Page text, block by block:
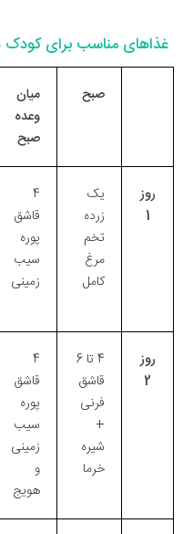
غذاهای مناسب برای کودک
صبح
میان
وعده
صبح
روز
1
یک
زرده
تخم
مرغ
کامل
4
قاشق
پوره
سیب
زمینی
روز
2
4 تا 6
قاشق
فرنی
+
شیره
خرما
4
قاشق
پوره
سیب
زمینی
و
هویج